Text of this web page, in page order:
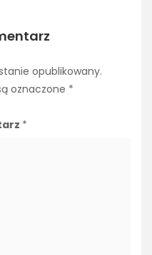
opublikowany.
oznaczone *
*